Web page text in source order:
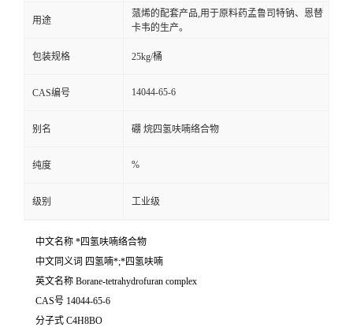
用途
蒎烯的配套产品,用于原料药孟鲁司特钠、恩替
卡韦的生产。
包装规格 25kg/桶
CAS编号 14044-65-6
别名 硼 烷四氢呋喃络合物
纯度 %
级别 工业级
中文名称 *四氢呋喃络合物
中文同义词 四氢喃*;*四氢呋喃
英文名称 Borane-tetrahydrofuran complex
CAS号 14044-65-6
分子式 C4H8BO